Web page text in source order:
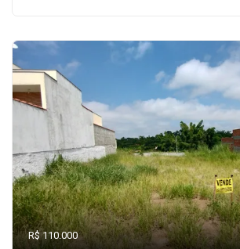
R$ 110.000